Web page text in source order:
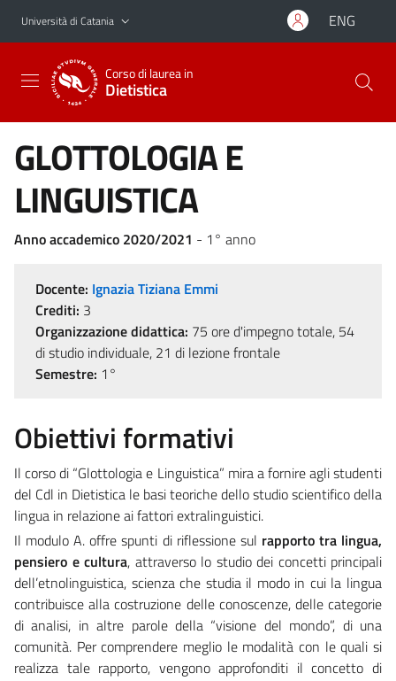
Vai al contenuto principale
Vai al menu di navigazione
Università di Catania ENG
Corso di laurea in
Dietistica
GLOTTOLOGIA E
LINGUISTICA
Anno accademico 2020/2021 - 1° anno
Docente: Ignazia Tiziana Emmi
Crediti: 3
Organizzazione didattica: 75 ore d'impegno totale, 54
di studio individuale, 21 di lezione frontale
Semestre: 1°
Obiettivi formativi
Il corso di “Glottologia e Linguistica” mira a fornire agli studenti
del Cdl in Dietistica le basi teoriche dello studio scientifico della
lingua in relazione ai fattori extralinguistici.
Il modulo A. offre spunti di riflessione sul rapporto tra lingua,
pensiero e cultura, attraverso lo studio dei concetti principali
dell’etnolinguistica, scienza che studia il modo in cui la lingua
contribuisce alla costruzione delle conoscenze, delle categorie
di analisi, in altre parole della “visione del mondo”, di una
comunità. Per comprendere meglio le modalità con le quali si
realizza tale rapporto, vengono approfonditi il concetto di